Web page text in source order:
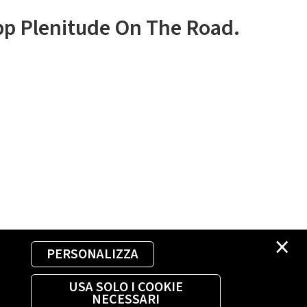
×
PERSONALIZZA
USA SOLO I COOKIE
NECESSARI
Plenitude On The Road.